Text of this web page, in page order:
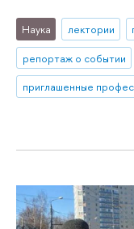
Наука лектории
репортаж о событии
приглашенные